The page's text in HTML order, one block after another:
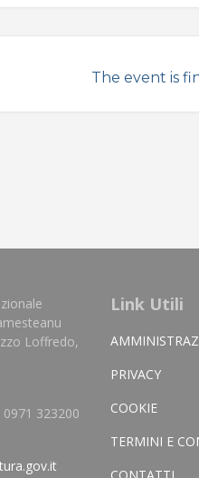
The event is
Loffredo,
323200
Link Utili
PRIVACY
COOKIE
TERMINI E